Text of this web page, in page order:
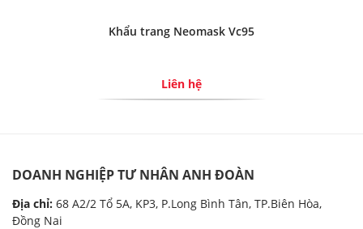
Khẩu trang Neomask Vc95
Liên hệ
DOANH NGHIỆP TƯ NHÂN ANH ĐOÀN
Địa chỉ: 68 A2/2 Tổ 5A, KP3, P.Long Bình Tân, TP.Biên Hòa,
Đồng Nai